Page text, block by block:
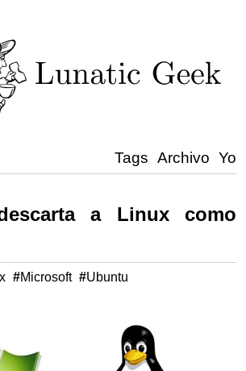
Tags Archivo Yo
a Linux como
#Microsoft #Ubuntu